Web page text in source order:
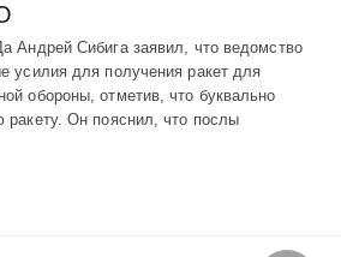
Андрей Сибига заявил, что ведомство
усилия для получения ракет для
обороны, отметив, что буквально
ракету. Он пояснил, что послы